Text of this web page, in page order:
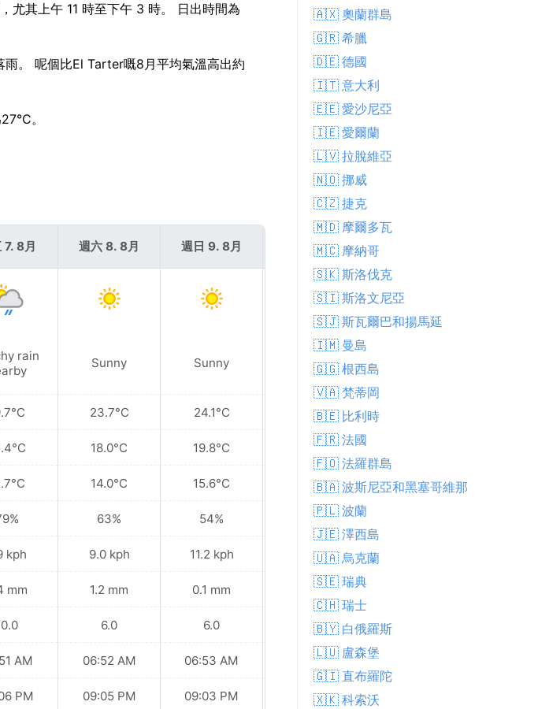
尤其上午 11 時至下午 3 時。 日出時間為
。 呢個比El Tarter嘅8月平均氣溫高出約
。
7. 8月
rain
kph
mm
AM
PM
週六 8. 8月
Sunny
23.7°C
18.0°C
14.0°C
63%
9.0 kph
1.2 mm
6.0
06:52 AM
09:05 PM
週日 9. 8月
Sunny
24.1°C
19.8°C
15.6°C
54%
11.2 kph
0.1 mm
6.0
06:53 AM
09:03 PM
週一 10. 8月
Sunny
25.4°C
20.6°C
17.5°C
50%
10.4 kph
0.9 mm
7.0
06:54 AM
09:02 PM
🇦🇽 奧蘭群島
🇬🇷 希臘
🇩🇪 德國
🇮🇹 意大利
🇪🇪 愛沙尼亞
🇮🇪 愛爾蘭
🇱🇻 拉脫維亞
🇳🇴 挪威
🇨🇿 捷克
🇲🇩 摩爾多瓦
🇲🇨 摩納哥
🇸🇰 斯洛伐克
🇸🇮 斯洛文尼亞
🇸🇯 斯瓦爾巴和揚馬延
🇮🇲 曼島
🇬🇬 根西島
🇻🇦 梵蒂岡
🇧🇪 比利時
🇫🇷 法國
🇫🇴 法羅群島
🇧🇦 波斯尼亞和黑塞哥維那
🇵🇱 波蘭
🇯🇪 澤西島
🇺🇦 烏克蘭
🇸🇪 瑞典
🇨🇭 瑞士
🇧🇾 白俄羅斯
🇱🇺 盧森堡
🇬🇮 直布羅陀
🇽🇰 科索沃